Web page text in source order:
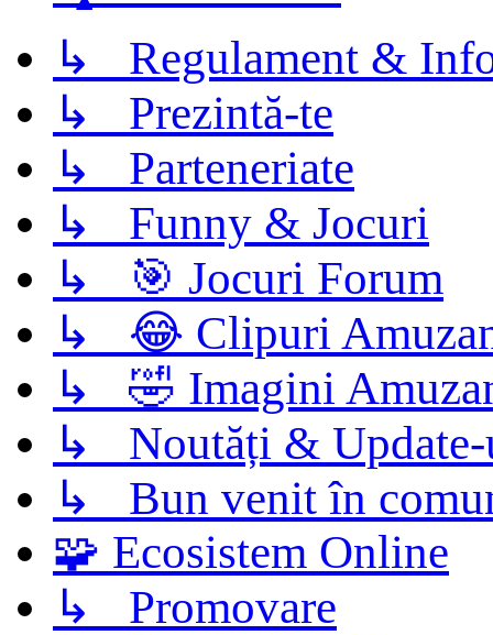
↳ Regulament &
↳ Prezintă-te
↳ Parteneriate
↳ Funny & Jocuri
↳ 🎯 Jocuri Forum
↳ 😂 Clipuri
↳ 🤣 Imagini
↳ Noutăți &
↳ Bun venit în
🧩 Ecosistem Online
↳ Promovare